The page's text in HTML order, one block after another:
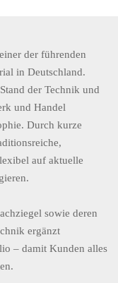
der führenden
in Deutschland.
der Technik und
und Handel
Durch kurze
auf aktuelle
sowie deren
ergänzt
– damit Kunden alles